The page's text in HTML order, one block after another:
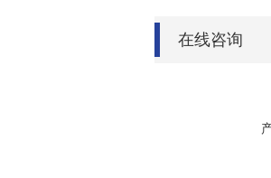
在线咨询